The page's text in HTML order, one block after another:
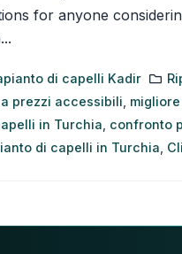
for anyone
di capelli Kadir
prezzi accessibili
in Turchia confronto
di capelli in Turchia